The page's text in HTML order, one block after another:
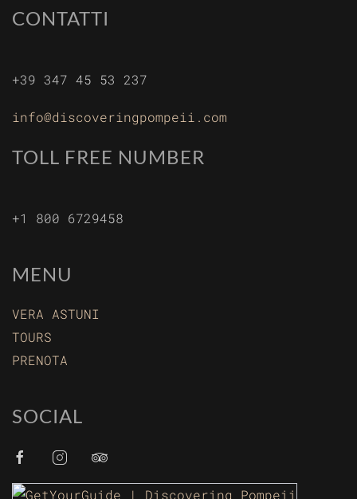
CONTATTI
+39 347 45 53 237
info@discoveringpompeii.com
TOLL FREE NUMBER
+1 800 6729458
MENU
VERA ASTUNI
TOURS
PRENOTA
SOCIAL